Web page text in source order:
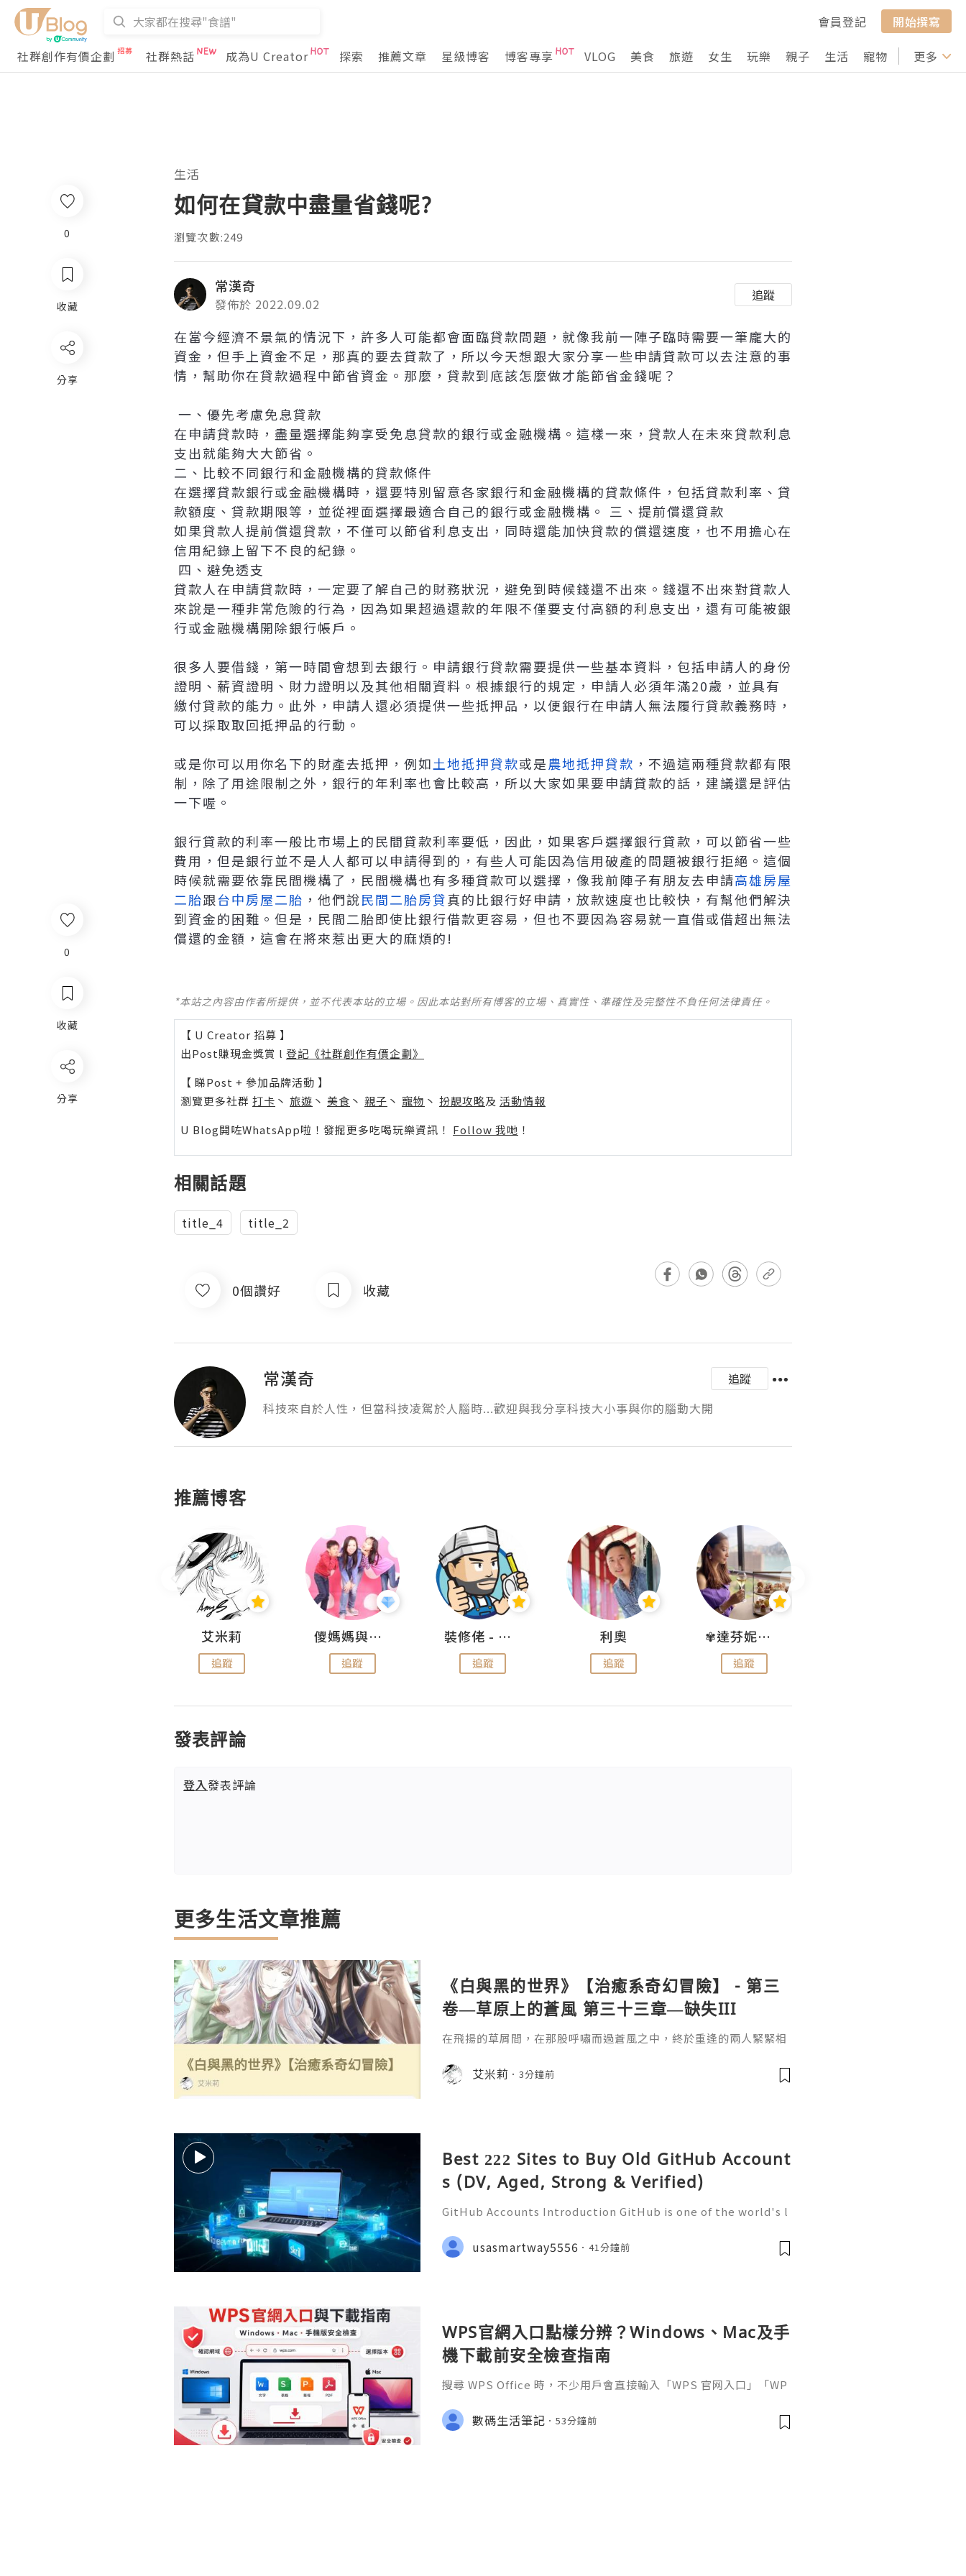
會員登記
開始撰寫
社群創作有價企劃
社群熱話 成為U Creator 探索 推薦文章 星級博客 博客專享 VLOG 美食 旅遊 女生 玩樂 親子 生活 寵物 行山 打卡
更多
0
收藏
分享
生活
如何在貸款中盡量省錢呢?
瀏覽次數:249
常漢奇
發佈於 2022.09.02
追蹤
在當今經濟不景氣的情況下，許多人可能都會面臨貸款問題，就像我前一陣子臨時需要一筆龐大的
資金，但手上資金不足，那真的要去貸款了，所以今天想跟大家分享一些申請貸款可以去注意的事
情，幫助你在貸款過程中節省資金。那麼，貸款到底該怎麼做才能節省金錢呢？
一、優先考慮免息貸款
在申請貸款時，盡量選擇能夠享受免息貸款的銀行或金融機構。這樣一來，貸款人在未來貸款利息
支出就能夠大大節省。
二、比較不同銀行和金融機構的貸款條件
在選擇貸款銀行或金融機構時，還要特別留意各家銀行和金融機構的貸款條件，包括貸款利率、貸
款額度、貸款期限等，並從裡面選擇最適合自己的銀行或金融機構。 三、提前償還貸款
如果貸款人提前償還貸款，不僅可以節省利息支出，同時還能加快貸款的償還速度，也不用擔心在
信用紀錄上留下不良的紀錄。
四、避免透支
貸款人在申請貸款時，一定要了解自己的財務狀況，避免到時候錢還不出來。錢還不出來對貸款人
來說是一種非常危險的行為，因為如果超過還款的年限不僅要支付高額的利息支出，還有可能被銀
行或金融機構開除銀行帳戶。
很多人要借錢，第一時間會想到去銀行。申請銀行貸款需要提供一些基本資料，包括申請人的身份
證明、薪資證明、財力證明以及其他相關資料。根據銀行的規定，申請人必須年滿20歲，並具有
繳付貸款的能力。此外，申請人還必須提供一些抵押品，以便銀行在申請人無法履行貸款義務時，
可以採取取回抵押品的行動。
或是你可以用你名下的財產去抵押，例如土地抵押貸款或是農地抵押貸款 ，不過這兩種貸款都有限
制，除了用途限制之外，銀行的年利率也會比較高，所以大家如果要申請貸款的話，建議還是評估
一下喔。
銀行貸款的利率一般比市場上的民間貸款利率要低，因此，如果客戶選擇銀行貸款，可以節省一些
費用，但是銀行並不是人人都可以申請得到的，有些人可能因為信用破產的問題被銀行拒絕。這個
時候就需要依靠民間機構了，民間機構也有多種貸款可以選擇，像我前陣子有朋友去申請高雄房屋
二胎跟台中房屋二胎 ，他們說民間二胎房貸真的比銀行好申請，放款速度也比較快，有幫他們解決
到資金的困難。但是，民間二胎即使比銀行借款更容易，但也不要因為容易就一直借或借超出無法
償還的金額，這會在將來惹出更大的麻煩的!
*本站之內容由作者所提供，並不代表本站的立場。因此本站對所有博客的立場、真實性、準確性及完整性不負任何法律責任。
【 U Creator 招募 】
出Post賺現金獎賞 l 登記《社群創作有價企劃》
【 睇Post + 參加品牌活動 】
瀏覽更多社群 打卡 丶 旅遊 丶 美食 丶 親子 丶 寵物 丶 扮靚攻略及 活動情報
U Blog開咗WhatsApp啦！發掘更多吃喝玩樂資訊！ Follow 我哋 ！
相關話題
title_4 title_2
0個讚好 收藏
常漢奇
追蹤
科技來自於人性，但當科技凌駕於人腦時...歡迎與我分享科技大小事與你的腦動大開
推薦博客
艾米莉
追蹤
儍媽媽與兩隻小魔怪之家
追蹤
裝修佬 - 香港一站式網上裝修平台
追蹤
利奧
追蹤
✾達芬妮•愛孩子•愛生活✾
追蹤
發表評論
登入發表評論
更多生活文章推薦
《白與黑的世界》【治癒系奇幻冒險】 - 第三
卷—草原上的蒼風 第三十三章—缺失III
在飛揚的草屑間，在那股呼嘯而過蒼風之中，終於重逢的兩人緊緊相
艾米莉 3分鐘前
Best 222 Sites to Buy Old GitHub Account
s (DV, Aged, Strong & Verified)
GitHub Accounts Introduction GitHub is one of the world's l
ions of developers, businesses, startups, and open-source c
ommunities. It is much m
usasmartway5556 41分鐘前
WPS官網入口點樣分辨？Windows、Mac及手
機下載前安全檢查指南
搜尋 WPS Office 時，不少用戶會直接輸入「WPS 官网入口」「WP
用程式商店、教學網站、在線文件服務及第三方下載頁面。
數碼生活筆記 53分鐘前
0
收藏
分享